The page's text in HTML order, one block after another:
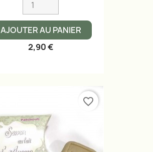
AJOUTER AU PANIER
2,90 €
favorite_border